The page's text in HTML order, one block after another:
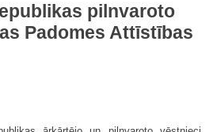
pilnvaroto
Padomes Attīstības